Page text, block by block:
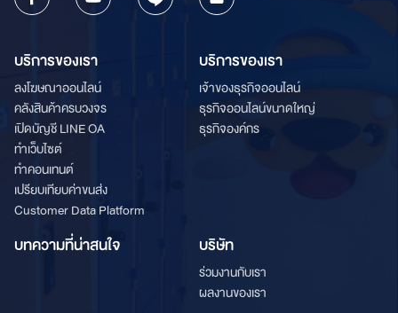
บริการของเรา
ลงโฆษณาออนไลน์
คลังสินค้าครบวงจร
เปิดบัญชี LINE OA
ทำเว็บไซต์
ทำคอนเทนต์
เปรียบเทียบค่าขนส่ง
Customer Data Platform
บริการของเรา
เจ้าของธุรกิจออนไลน์
ธุรกิจออนไลน์ขนาดใหญ่
ธุรกิจองค์กร
บทความที่น่าสนใจ บริษัท
ร่วมงานกับเรา
ผลงานของเรา